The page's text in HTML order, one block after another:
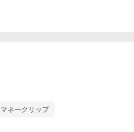
マネークリップ